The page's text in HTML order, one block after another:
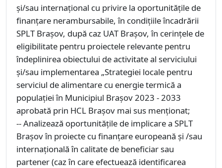
și/sau internațional cu privire la oportunitățile de
finanțare nerambursabile, în condițiile încadrării
SPLT Brașov, după caz UAT Brașov, în cerințele de
eligibilitate pentru proiectele relevante pentru
îndeplinirea obiectului de activitate al serviciului
și/sau implementarea „Strategiei locale pentru
serviciul de alimentare cu energie termică a
populației în Municipiul Brașov 2023 - 2033
aprobată prin HCL Brașov mai sus menționat;
-- Analizează oportunitățile de implicare a SPLT
Brașov în proiecte cu finanțare europeană și /sau
internațională în calitate de beneficiar sau
partener (caz în care efectuează identificarea